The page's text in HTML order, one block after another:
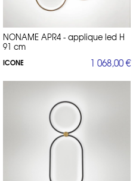
NONAME APR4 - applique led H
91 cm
ICONE 1 068,00 €